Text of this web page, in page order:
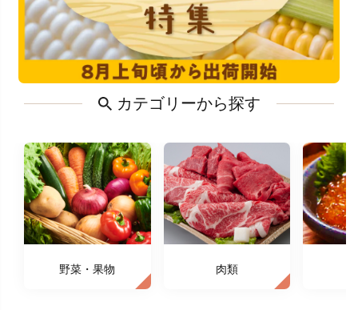
カテゴリーから探す
野菜・果物 肉類